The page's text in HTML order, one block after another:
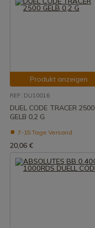
Produkt anzeigen
REF: DU10016
DUEL CODE TRACER 2500
GELB 0,2 G
7-15 Tage Versand
20,06 €